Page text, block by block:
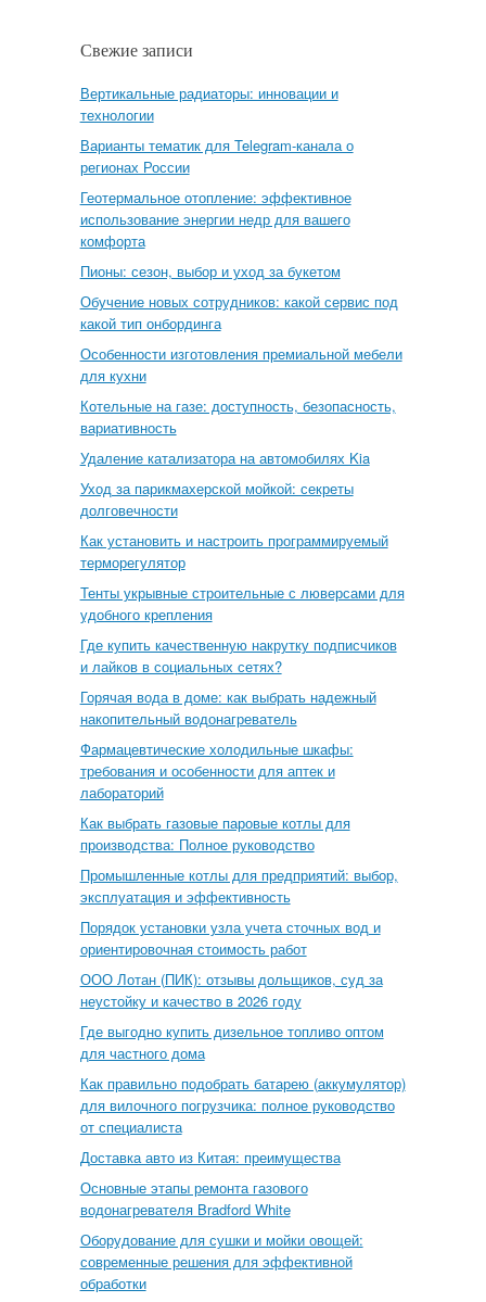
Свежие записи
Вертикальные радиаторы: инновации и
технологии
Варианты тематик для Telegram-канала о
регионах России
Геотермальное отопление: эффективное
использование энергии недр для вашего
комфорта
Пионы: сезон, выбор и уход за букетом
Обучение новых сотрудников: какой сервис под
какой тип онбординга
Особенности изготовления премиальной мебели
для кухни
Котельные на газе: доступность, безопасность,
вариативность
Удаление катализатора на автомобилях Kia
Уход за парикмахерской мойкой: секреты
долговечности
Как установить и настроить программируемый
терморегулятор
Тенты укрывные строительные с люверсами для
удобного крепления
Где купить качественную накрутку подписчиков
и лайков в социальных сетях?
Горячая вода в доме: как выбрать надежный
накопительный водонагреватель
Фармацевтические холодильные шкафы:
требования и особенности для аптек и
лабораторий
Как выбрать газовые паровые котлы для
производства: Полное руководство
Промышленные котлы для предприятий: выбор,
эксплуатация и эффективность
Порядок установки узла учета сточных вод и
ориентировочная стоимость работ
ООО Лотан (ПИК): отзывы дольщиков, суд за
неустойку и качество в 2026 году
Где выгодно купить дизельное топливо оптом
для частного дома
Как правильно подобрать батарею (аккумулятор)
для вилочного погрузчика: полное руководство
от специалиста
Доставка авто из Китая: преимущества
Основные этапы ремонта газового
водонагревателя Bradford White
Оборудование для сушки и мойки овощей:
современные решения для эффективной
обработки